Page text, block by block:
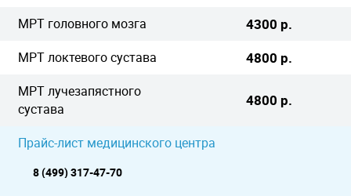
МРТ головного мозга 4300 р.
МРТ локтевого сустава 4800 р.
МРТ лучезапястного
сустава
4800 р.
Прайс-лист медицинского центра
8 (499) 317-47-70